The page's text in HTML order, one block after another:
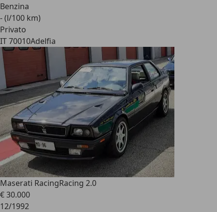
Benzina
- (l/100 km)
Privato
IT 70010Adelfia
Maserati RacingRacing 2.0
€ 30.000
12/1992